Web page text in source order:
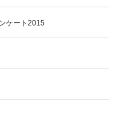
ケート2015